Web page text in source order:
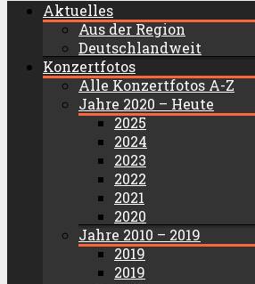
Aktuelles
Aus der Region
Deutschlandweit
Konzertfotos
Alle Konzertfotos A-Z
Jahre 2020 – Heute
2025
2024
2023
2022
2021
2020
Jahre 2010 – 2019
2019
2019